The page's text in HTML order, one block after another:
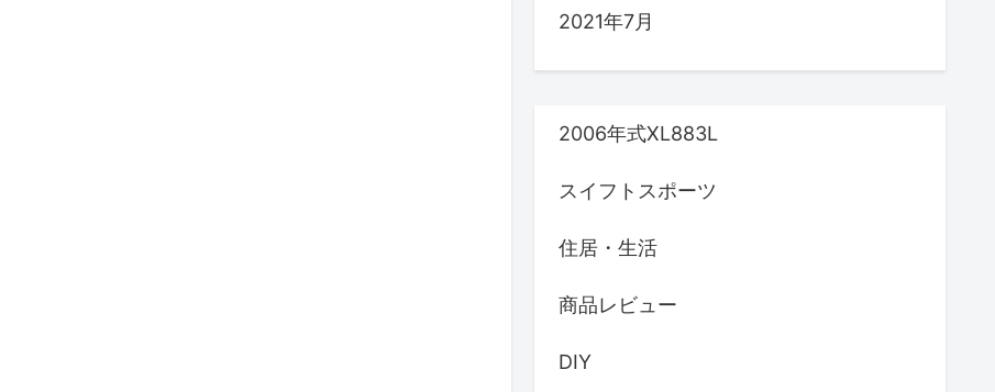
2021年7月
2006年式XL883L
スイフトスポーツ
住居・生活
商品レビュー
DIY